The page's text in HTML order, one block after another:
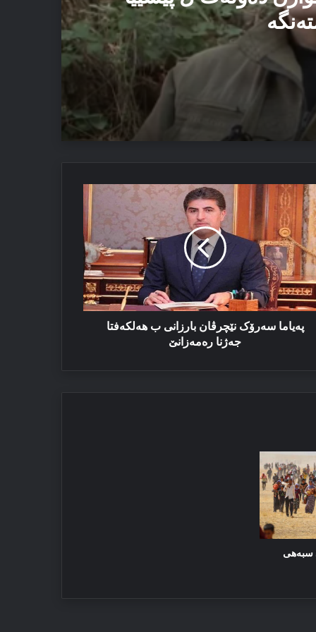
ئاستەنگە
تاوان دوبارە نەبن
پەیاما سەرۆک نێچرڤان بارزانی ب هەلکەفتا
جەژنا رەمەزانێ
سبەهی